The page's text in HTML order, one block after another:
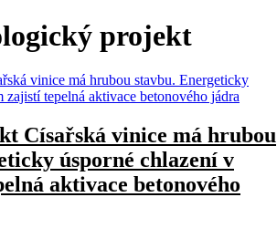
projekt
Císařská vinice má hrubou
úsporné chlazení v
aktivace betonového